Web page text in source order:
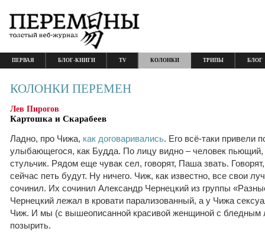
ПЕРВАЯ БЛОГ-КНИГИ TV КОЛОНКИ ТРИПЫ БЛОГ
КОЛОНКИ ПЕРЕМЕН
Лев Пирогов
Картошка и Скарабеев
Ладно, про Чижа, как договаривались. Его всё-таки привели
улыбающегося, как Будда. По лицу видно – человек
стульчик. Рядом еще чувак сел, говорят, Паша звать.
сейчас петь будут. Ну ничего. Чиж, как известно, все свои
сочинил. Их сочинил Александр Чернецкий из группы
Чернецкий лежал в кровати парализованный, а у Чижа
Чиж. И мы (с вышеописанной красивой женщиной с бледным
позырить.